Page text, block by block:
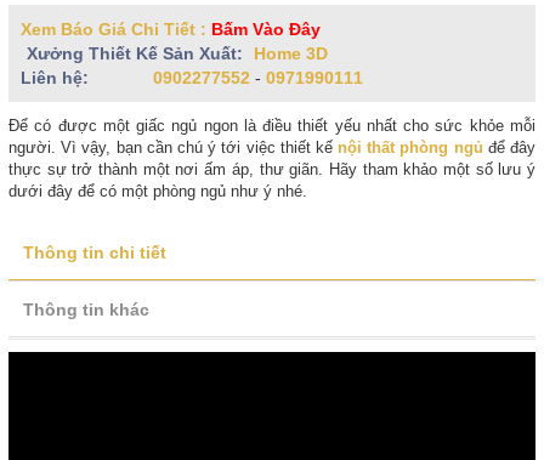
Xem Báo Giá Chi Tiết : Bấm Vào Đây
Xưởng Thiết Kế Sản Xuất:
Home 3D
Liên hệ:
0902277552 - 0971990111
Để có được một giấc ngủ ngon là điều thiết yếu nhất cho sức khỏe mỗi
người. Vì vậy, bạn cần chú ý tới việc thiết kế nội thất phòng ngủ để đây
thực sự trở thành một nơi ấm áp, thư giãn. Hãy tham khảo một số lưu ý
dưới đây để có một phòng ngủ như ý nhé.
Thông tin chi tiết
Thông tin khác